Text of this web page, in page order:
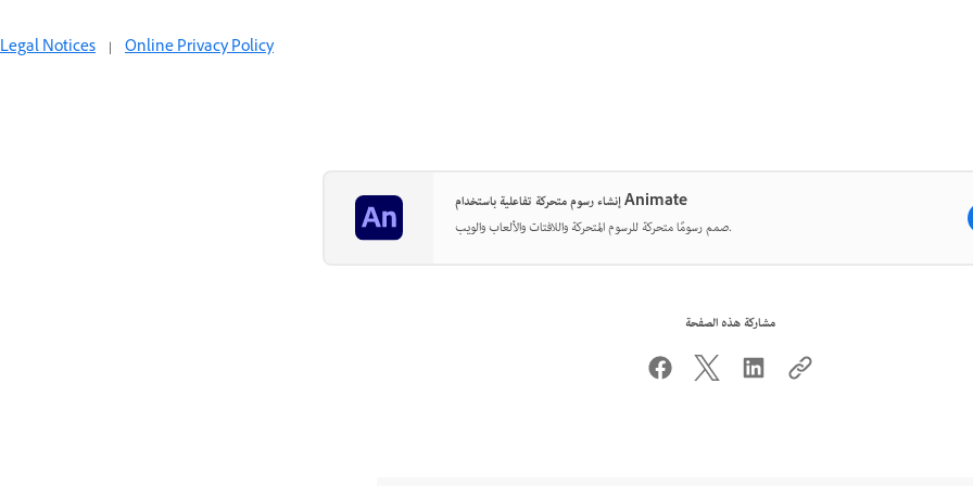
Legal Notices | Online Privacy Policy
إنشاء رسوم متحركة تفاعلية باستخدام Animate
صمم رسومًا متحركة للرسوم المتحركة واللافتات والألعاب والويب.
مشاركة هذه الصفحة